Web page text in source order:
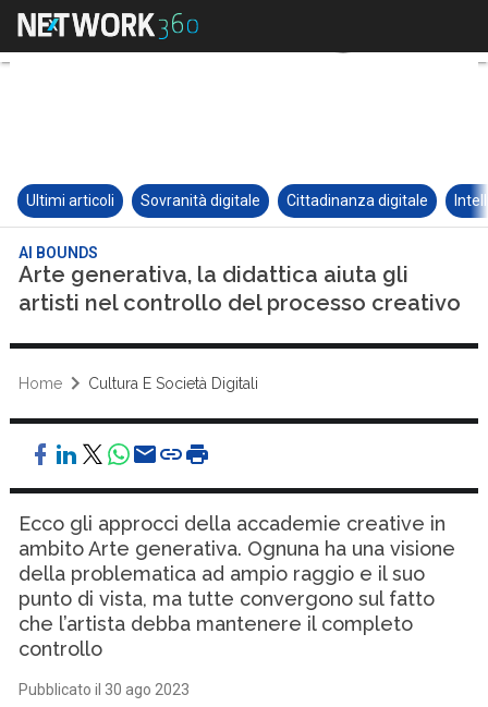
Ultimi articoli Sovranità digitale Cittadinanza digitale
AI BOUNDS
Arte generativa, la didattica aiuta gli
artisti nel controllo del processo creativo
Home Cultura E Società Digitali
Ecco gli approcci della accademie creative in
ambito Arte generativa. Ognuna ha una visione
della problematica ad ampio raggio e il suo
punto di vista, ma tutte convergono sul fatto
che l’artista debba mantenere il completo
controllo
Pubblicato il 30 ago 2023